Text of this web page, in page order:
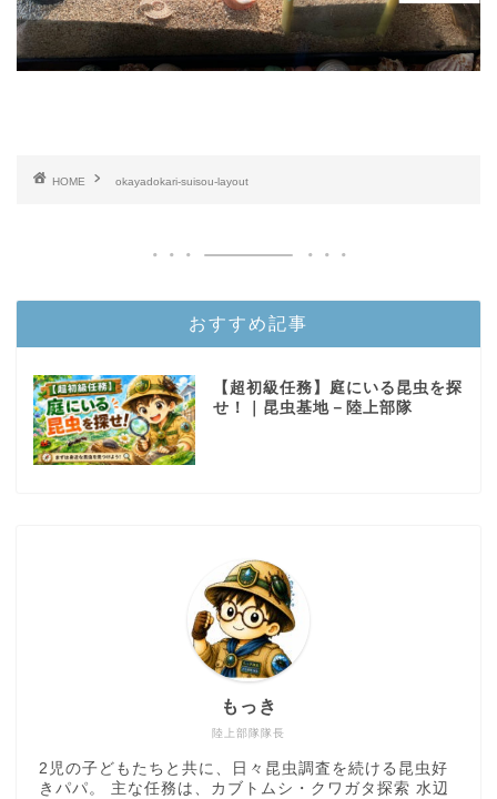
HOME okayadokari-suisou-layout
おすすめ記事
【超初級任務】庭にいる昆虫を探
せ！｜昆虫基地－陸上部隊
陸上部隊隊長
もっき
2児の子どもたちと共に、日々昆虫調査を続ける昆虫好
きパパ。 主な任務は、カブトムシ・クワガタ探索 水辺